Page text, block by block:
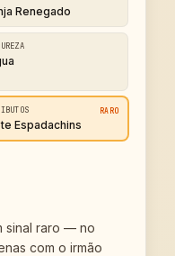
Renegado
RARO
Espadachins
sinal raro — no
com o irmão